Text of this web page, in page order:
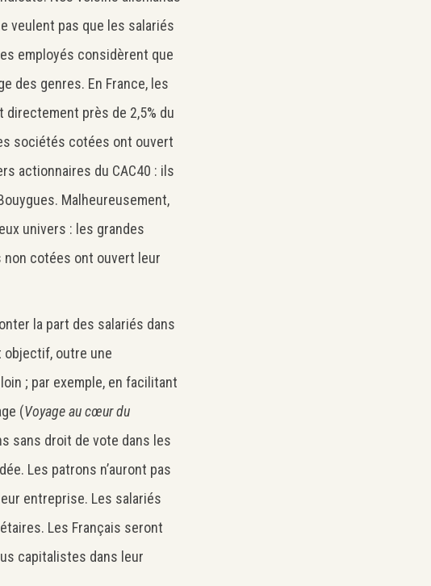
veulent pas que les salariés
employés considèrent que
des genres. En France, les
près de 2,5% du
sociétés cotées ont ouvert
actionnaires du CAC40 : ils
Malheureusement,
univers : les grandes
non cotées ont ouvert leur
la part des salariés dans
objectif, outre une
; par exemple, en facilitant
(Voyage au cœur du
sans droit de vote dans les
Les patrons n’auront pas
entreprise. Les salariés
Les Français seront
capitalistes dans leur